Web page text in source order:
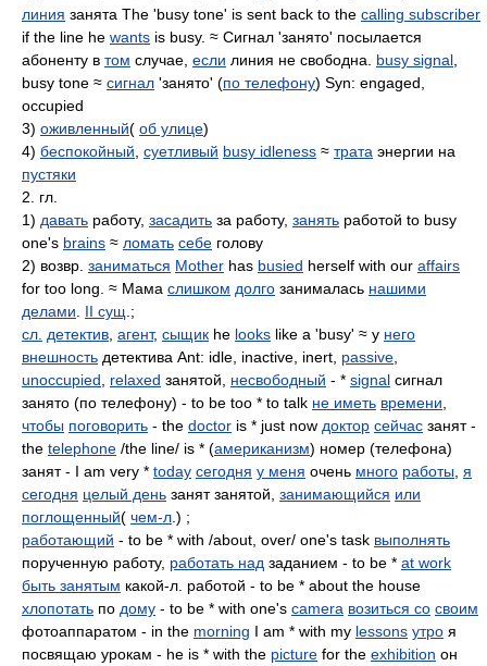
линия занята The 'busy tone' is sent back to the calling subscriber
if the line he wants is busy. ≈ Сигнал 'занято' посылается
абоненту в том случае, если линия не свободна. busy signal
busy tone ≈ сигнал 'занято' (по телефону) Syn: engaged,
occupied
3) оживленный( об улице)
4) беспокойный суетливый busy idleness ≈ трата энергии на
пустяки
2. гл.
1) давать работу, засадить за работу, занять работой to busy
one's brains ≈ ломать себе голову
2) возвр. заниматься Mother has busied herself with our affairs
for too long. ≈ Мама слишком долго занималась нашими
делами
II сущ .;
сл. детектив агент, сыщик he looks like a 'busy' ≈ у него
внешность детектива Ant: idle, inactive, inert, passive
unoccupied
relaxed занятой, несвободный - * signal сигнал
занято (по телефону) - to be too * to talk не иметь времени
чтобы поговорить - the doctor is * just now доктор сейчас занят -
the telephone /the line/ is * (американизм) номер (телефона)
занят - I am very * today сегодня у меня очень много работы я
сегодня целый день занят занятой, занимающийся или
поглощенный( чем-л .) ;
работающий - to be * with /about, over/ one's task выполнять
порученную работу, работать над заданием - to be * at work
быть занятым какой-л. работой - to be * about the house
хлопотать по дому - to be * with one's camera возиться со своим
фотоаппаратом - in the morning I am * with my lessons утро я
посвящаю урокам - he is * with the picture for the exhibition он